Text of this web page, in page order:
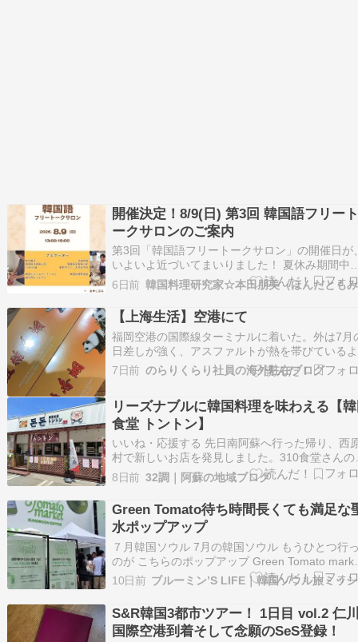
開催決定！8/9(日) 第3回 韓国語フリー
ークサロンのご案内
第3回「韓国語フリートークサロン」の開催日が
いよいよ近づいてまいりました！ 夏休み期間中
お忙しい時期かもしれませんが、「ちょうど予
空いている！」「気分転換におしゃべりしたい
というタイミングが合えば、ぜひ気軽に遊びに
してください。 「普段コツコツ勉強しているけ
ど、…
6日前 韓
【上海生活】空港にて
福岡空港の国際線ターミナルに着いた。外は7月
日差しが強く、アスファルトが熱を帯びている
だ。タクシーを降りて建物の入り口に向かうと
動ドアが静かに開く。中に入ると、ひんやりと
なく続いている。大きなスーツケースを引きずる
人、…
7日前 のらりくらり社員の海外駐在ブログ
リーズナブルに韓国料理を味わえる【
食堂 トントン】
いいね・応援する 先日南阿蘇へ行った帰り、西
村で新しいお店を発見しました。310食堂さんの
にあり、羊革命さんがあった場所。自宅へ帰っ
ットで調べても情報がなかったので、行ってみ
た。 外観 韓国語が書いてあり、豚のイラストが
象的なお店です。日本の方と韓国の方による共
8日前 32調｜阿蘇の地域ブログ
Green Tomato待ち時間長くても満足な
水ポップアップ
７月韓国ソウル 7月の韓国ソウル もうひとつ行
のが こちらのポップアップ Green Tomato
これは結構並んでて待ちました 並びだしてから
てくるまで 約50分かかってるので 40分くらい
ったかな・・ ここのミッションは この3つの内
をクリアする…
10日前
S&R韓国3都市ツアー！ 1日目 vol.2 仁
国際空港到着そして念願のSeS登録！